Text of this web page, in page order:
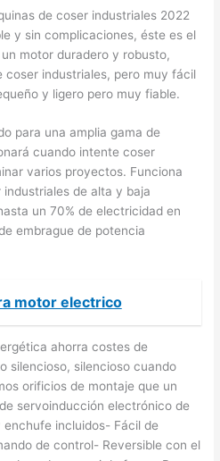
de coser industriales 2022
y sin complicaciones, éste es el
motor duradero y robusto,
coser industriales, pero muy fácil
y ligero pero muy fiable.
para una amplia gama de
cuando intente coser
varios proyectos. Funciona
de alta y baja
un 70% de electricidad en
embrague de potencia
motor electrico
ahorra costes de
silencioso, silencioso cuando
orificios de montaje que un
servoinducción electrónico de
incluidos- Fácil de
de control- Reversible con el